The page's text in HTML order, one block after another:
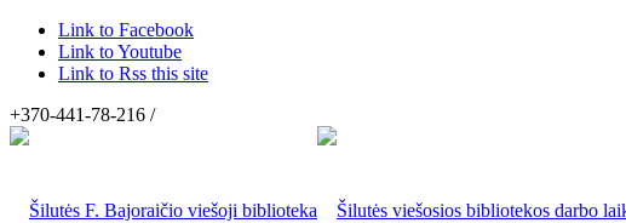
Link to Facebook
Link to Youtube
Link to Rss this site
+370-441-78-216 /